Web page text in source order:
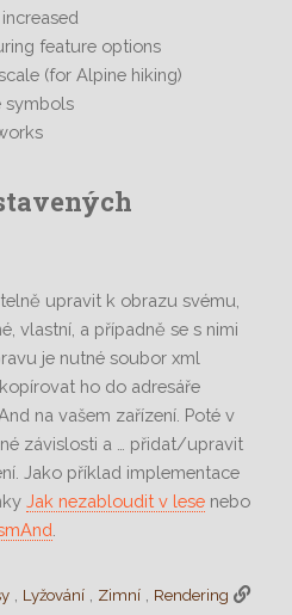
feature options
(for Alpine hiking)
symbols
upravit k obrazu svému,
vlastní, a případně se s nimi
je nutné soubor xml
ho do adresáře
na vašem zařízení. Poté v
závislosti a … přidat/upravit
Jako příklad implementace
Jak nezabloudit v lese nebo
, Lyžování, Zimní,
Rendering